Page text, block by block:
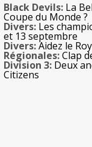
Black Devils: La
Coupe du Monde ?
Divers: Les
et 13 septembre
Divers:Aidez le
Régionales:Clap
Division 3: Deux
Citizens